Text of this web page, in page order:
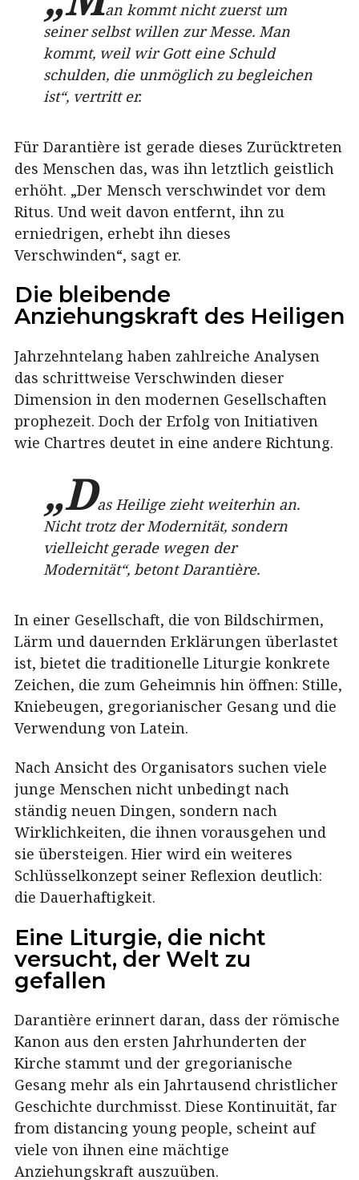
an kommt nicht zuerst um
seiner selbst willen zur Messe. Man
kommt, weil wir Gott eine Schuld
schulden, die unmöglich zu begleichen
ist“, vertritt er.
Für Darantière ist gerade dieses Zurücktreten
des Menschen das, was ihn letztlich geistlich
erhöht. „Der Mensch verschwindet vor dem
Ritus. Und weit davon entfernt, ihn zu
erniedrigen, erhebt ihn dieses
Verschwinden“, sagt er.
Die bleibende
Anziehungskraft des Heiligen
Jahrzehntelang haben zahlreiche Analysen
das schrittweise Verschwinden dieser
Dimension in den modernen Gesellschaften
prophezeit. Doch der Erfolg von Initiativen
wie Chartres deutet in eine andere Richtung.
„Das Heilige zieht weiterhin an.
Nicht trotz der Modernität, sondern
vielleicht gerade wegen der
Modernität“, betont Darantière.
In einer Gesellschaft, die von Bildschirmen,
Lärm und dauernden Erklärungen überlastet
ist, bietet die traditionelle Liturgie konkrete
Zeichen, die zum Geheimnis hin öffnen: Stille,
Kniebeugen, gregorianischer Gesang und die
Verwendung von Latein.
Nach Ansicht des Organisators suchen viele
junge Menschen nicht unbedingt nach
ständig neuen Dingen, sondern nach
Wirklichkeiten, die ihnen vorausgehen und
sie übersteigen. Hier wird ein weiteres
Schlüsselkonzept seiner Reflexion deutlich:
die Dauerhaftigkeit.
Eine Liturgie, die nicht
versucht, der Welt zu
gefallen
Darantière erinnert daran, dass der römische
Kanon aus den ersten Jahrhunderten der
Kirche stammt und der gregorianische
Gesang mehr als ein Jahrtausend christlicher
Geschichte durchmisst. Diese Kontinuität, far
from distancing young people, scheint auf
viele von ihnen eine mächtige
Anziehungskraft auszuüben.